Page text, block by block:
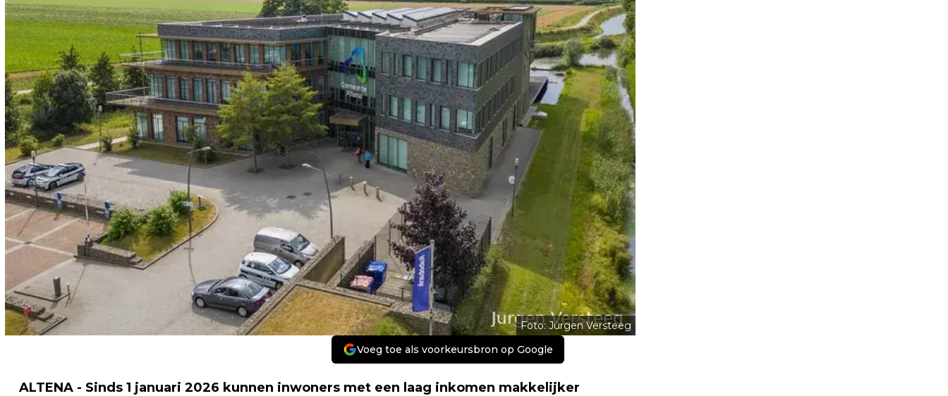
Foto: Jurgen Versteeg
Voeg toe als voorkeursbron op Google
ALTENA - Sinds 1 januari 2026 kunnen inwoners met een laag inkomen makkelijker